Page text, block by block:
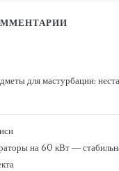
для мастурбации:
на 60 кВт —